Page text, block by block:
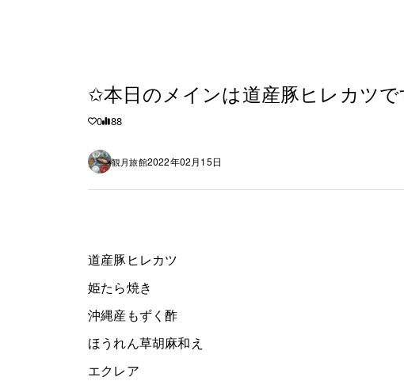
✩本日のメインは道産豚ヒレカツ
0 88
観月旅館2022年02月15日
道産豚ヒレカツ
姫たら焼き
沖縄産もずく酢
ほうれん草胡麻和え
エクレア